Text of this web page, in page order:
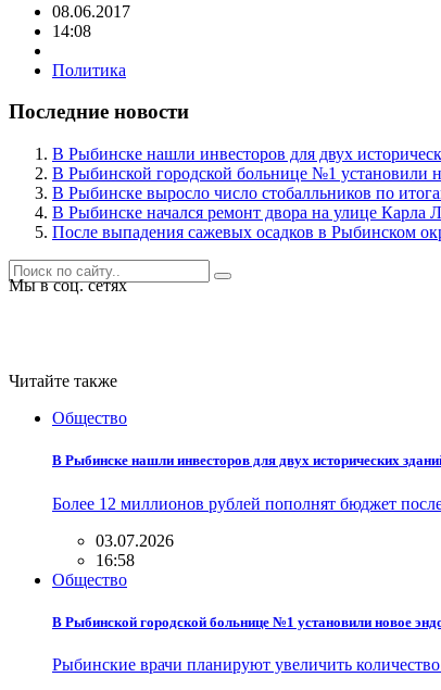
08.06.2017
14:08
Политика
Последние новости
В Рыбинске нашли инвесторов для двух
В Рыбинской городской больнице №1 установили
В Рыбинске выросло число стобалльников по
В Рыбинске начался ремонт двора на улице Карла
После выпадения сажевых осадков в Рыбинском
Мы в соц. сетях
Читайте также
Общество
В Рыбинске нашли инвесторов для двух исторических
Более 12 миллионов рублей пополнят бюджет
03.07.2026
16:58
Общество
В Рыбинской городской больнице №1 установили новое
Рыбинские врачи планируют увеличить